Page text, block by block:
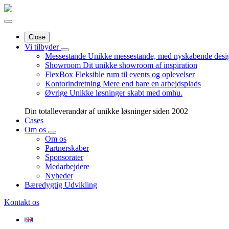
Close
Vi tilbyder
Messestande Unikke messestande, med nyskabende
Showroom Dit unikke showroom af inspiration
FlexBox Fleksible rum til events og oplevelser
Kontorindretning Mere end bare en arbejdsplads
Øvrige Unikke løsninger skabt med omhu.
Din totalleverandør af unikke løsninger siden 2002
Cases
Om os
Om os
Partnerskaber
Sponsorater
Medarbejdere
Nyheder
Bæredygtig Udvikling
Kontakt os